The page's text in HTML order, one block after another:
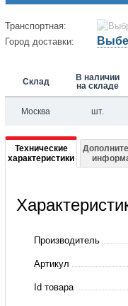
Транспортная:
Город доставки:
Склад
В наличии
на складе
Москва шт.
Подробная
информация
003L5042
адаптер
импульсной
Технические
характеристики
Производитель
Артикул
Id товара